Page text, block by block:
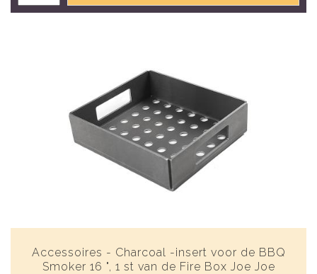
Accessoires - Charcoal -insert voor de BBQ
Smoker 16 ", 1 st van de Fire Box Joe Joe